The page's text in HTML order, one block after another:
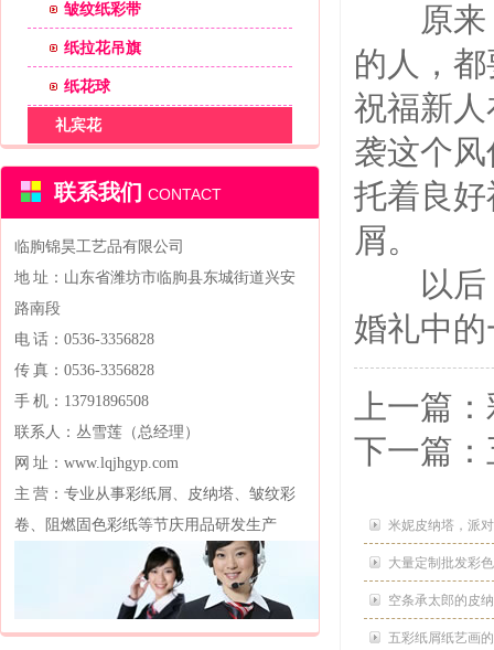
皱纹纸彩带
纸拉花吊旗
纸花球
礼宾花
联系我们 CONTACT
临朐锦昊工艺品有限公司
地 址：山东省潍坊市临朐县东城街道兴安
路南段
电 话：0536-3356828
传 真：0536-3356828
手 机：13791896508
联系人：丛雪莲（总经理）
网 址：www.lqjhgyp.com
主 营：专业从事彩纸屑、皮纳塔、皱纹彩
卷、阻燃固色彩纸等节庆用品研发生产
原来，
的人，
祝福新
袭这个
托着良
屑。
以后，
婚礼中
上一篇：
下一篇：
米妮皮纳塔，派
大量定制批发彩
空条承太郎的皮
五彩纸屑纸艺画